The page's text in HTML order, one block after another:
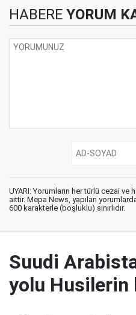
HABERE YORUM
UYARI: Yorumların her türlü cezai
aittir. Mepa News, yapılan
600 karakterle (boşluklu) sınırlıdır.
Suudi
yolu Husilerin